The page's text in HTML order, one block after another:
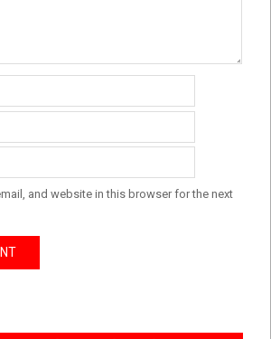
and website in this browser for the next